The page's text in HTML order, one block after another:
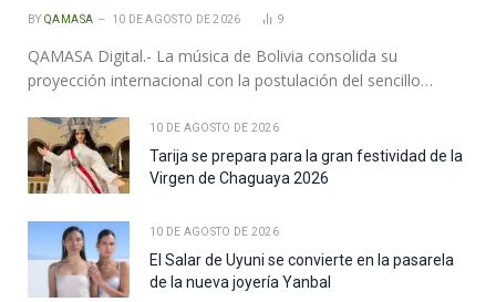
BY QAMASA 10 DE AGOSTO DE 2026 9
QAMASA Digital.- La música de Bolivia consolida su
proyección internacional con la postulación del sencillo…
10 DE AGOSTO DE 2026
Tarija se prepara para la gran festividad de la
Virgen de Chaguaya 2026
10 DE AGOSTO DE 2026
El Salar de Uyuni se convierte en la pasarela
de la nueva joyería Yanbal